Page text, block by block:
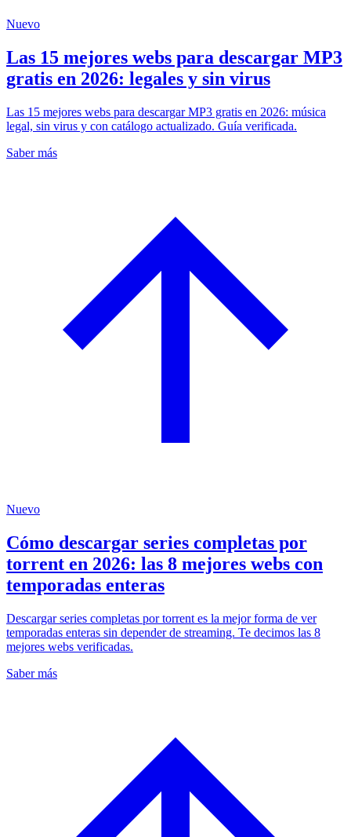
Nuevo
Las 15 mejores webs para descargar MP3
gratis en 2026: legales y sin virus
Las 15 mejores webs para descargar MP3 gratis en 2026: música
legal, sin virus y con catálogo actualizado. Guía verificada.
Saber más
Nuevo
Cómo descargar series completas por
torrent en 2026: las 8 mejores webs con
temporadas enteras
Descargar series completas por torrent es la mejor forma de ver
temporadas enteras sin depender de streaming. Te decimos las 8
mejores webs verificadas.
Saber más